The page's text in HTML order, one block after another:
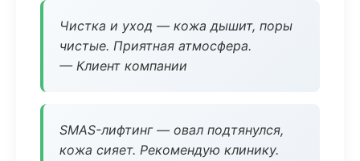
Чистка и уход — кожа дышит, поры
чистые. Приятная атмосфера.
— Клиент компании
SMAS-лифтинг — овал подтянулся,
кожа сияет. Рекомендую клинику.